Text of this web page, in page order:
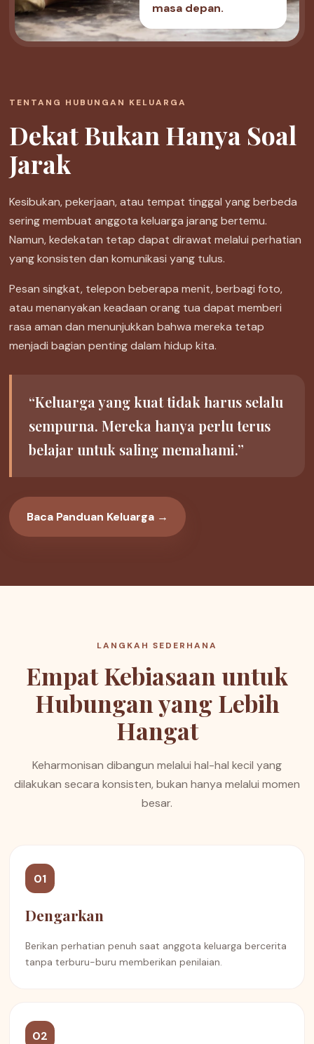
masa depan.
TENTANG HUBUNGAN KELUARGA
Dekat Bukan Hanya Soal
Jarak
Kesibukan, pekerjaan, atau tempat tinggal yang berbeda
sering membuat anggota keluarga jarang bertemu.
Namun, kedekatan tetap dapat dirawat melalui perhatian
yang konsisten dan komunikasi yang tulus.
Pesan singkat, telepon beberapa menit, berbagi foto,
atau menanyakan keadaan orang tua dapat memberi
rasa aman dan menunjukkan bahwa mereka tetap
menjadi bagian penting dalam hidup kita.
“Keluarga yang kuat tidak harus selalu
sempurna. Mereka hanya perlu terus
belajar untuk saling memahami.”
Baca Panduan Keluarga →
LANGKAH SEDERHANA
Empat Kebiasaan untuk
Hubungan yang Lebih
Hangat
Keharmonisan dibangun melalui hal-hal kecil yang
dilakukan secara konsisten, bukan hanya melalui momen
besar.
01
Dengarkan
Berikan perhatian penuh saat anggota keluarga bercerita
tanpa terburu-buru memberikan penilaian.
02